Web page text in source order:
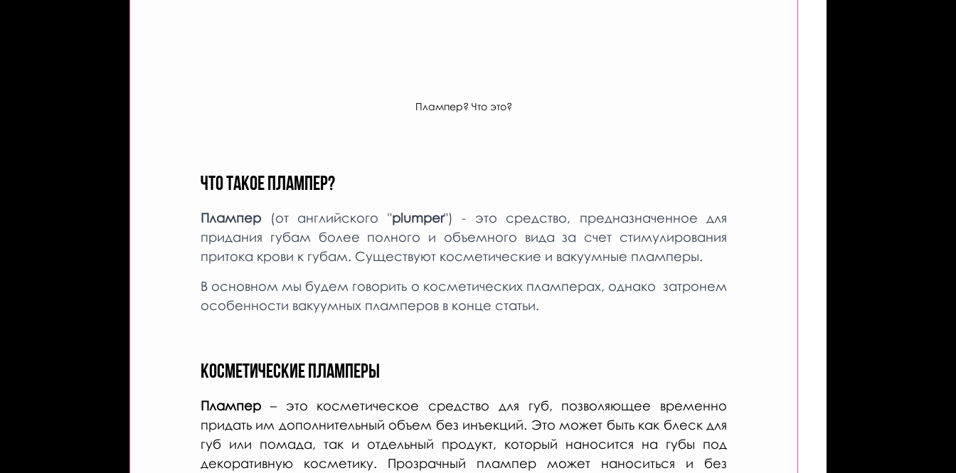
Плампер? Что это?
ЧТО ТАКОЕ ПЛАМПЕР?
Плампер (от английского "plumper") - это средство, предназначенное для
придания губам более полного и объемного вида за счет стимулирования
притока крови к губам. Существуют косметические и вакуумные пламперы.
В основном мы будем говорить о косметических пламперах, однако  затронем
особенности вакуумных пламперов в конце статьи.
КОСМЕТИЧЕСКИЕ ПЛАМПЕРЫ
Плампер – это косметическое средство для губ, позволяющее временно
придать им дополнительный объем без инъекций. Это может быть как блеск для
губ или помада, так и отдельный продукт, который наносится на губы под
декоративную косметику. Прозрачный плампер может наноситься и без